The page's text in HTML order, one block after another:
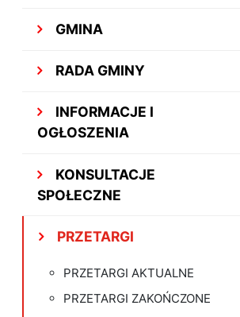
GMINA
RADA GMINY
INFORMACJE I
OGŁOSZENIA
KONSULTACJE
SPOŁECZNE
PRZETARGI
PRZETARGI AKTUALNE
PRZETARGI ZAKOŃCZONE